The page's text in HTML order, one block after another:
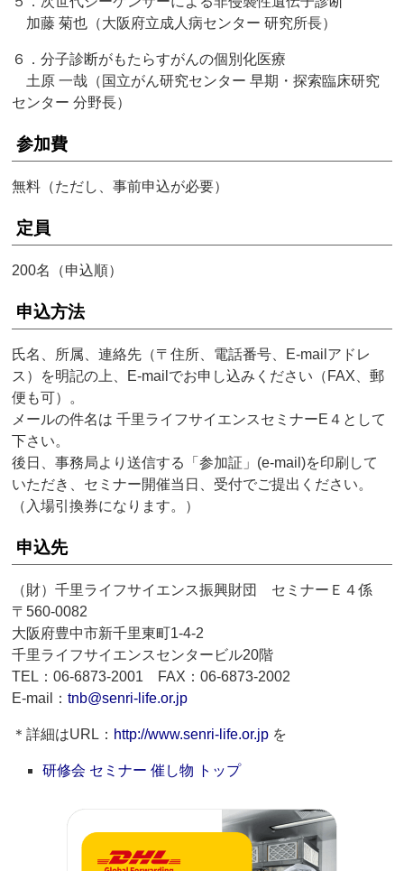
加藤 菊也（大阪府立成人病センター 研究所長）
６．分子診断がもたらすがんの個別化医療
土原 一哉（国立がん研究センター 早期・探索臨床研究
センター 分野長）
参加費
無料（ただし、事前申込が必要）
定員
200名（申込順）
申込方法
氏名、所属、連絡先（〒住所、電話番号、E-mailアドレ
ス）を明記の上、E-mailでお申し込みください（FAX、郵
便も可）。
メールの件名は 千里ライフサイエンスセミナーE４として
下さい。
後日、事務局より送信する「参加証」(e-mail)を印刷して
いただき、セミナー開催当日、受付でご提出ください。
（入場引換券になります。）
申込先
（財）千里ライフサイエンス振興財団 セミナーＥ４係
〒560-0082
大阪府豊中市新千里東町1-4-2
千里ライフサイエンスセンタービル20階
TEL：06-6873-2001 FAX：06-6873-2002
E-mail：tnb@senri-life.or.jp
＊詳細はURL： http://www.senri-life.or.jp を
研修会 セミナー 催し物 トップ